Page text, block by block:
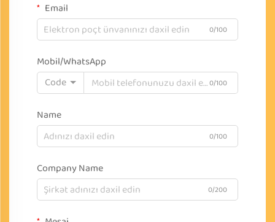
Email
0/100
Mobil/WhatsApp
Code
0/100
Name
0/100
Company Name
0/200